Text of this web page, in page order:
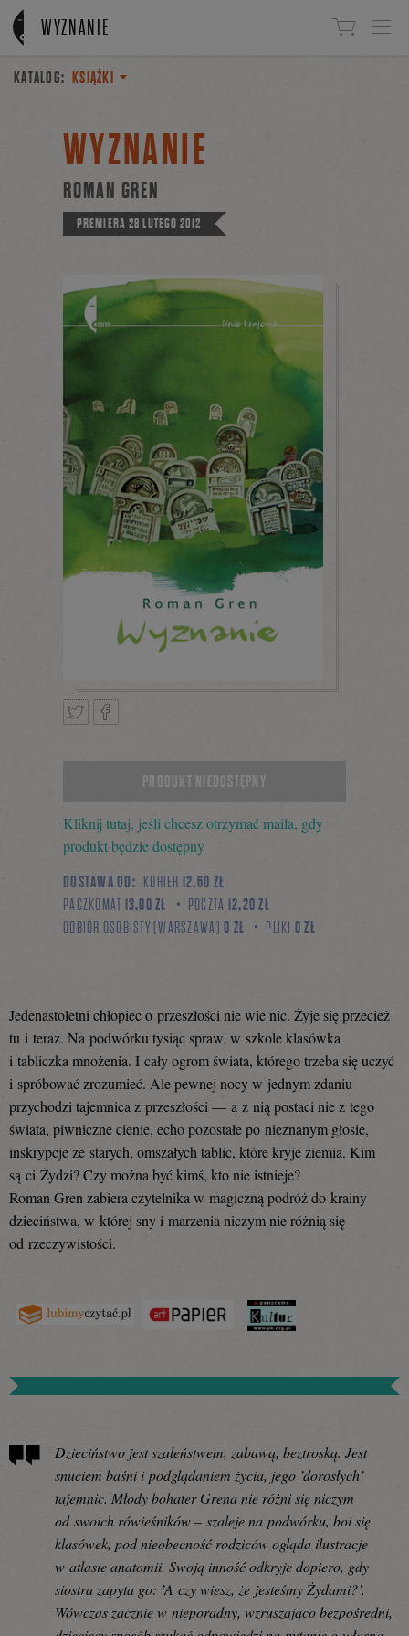
Linki do przejścia
WYZNANIE
KATALOG: KSIĄŻKI
WYZNANIE
ROMAN GREN
PREMIERA28 LUTEGO 2012
się
na
PRODUKT NIEDOSTĘPNY
Kliknij tutaj, jeśli chcesz otrzymać maila, gdy
produkt będzie dostępny
DOSTAWA OD: KURIER 12,60 ZŁ
PACZKOMAT 13,90 ZŁ POCZTA 12,20 ZŁ
ODBIÓR OSOBISTY (WARSZAWA) 0 ZŁ PLIKI 0 ZŁ
Jedenastoletni chłopiec o przeszłości nie wie nic. Żyje się przecież
tu i teraz. Na podwórku tysiąc spraw, w szkole klasówka
i tabliczka mnożenia. I cały ogrom świata, którego trzeba się uczyć
i spróbować zrozumieć. Ale pewnej nocy w jednym zdaniu
przychodzi tajemnica z przeszłości — a z nią postaci nie z tego
świata, piwniczne cienie, echo pozostałe po nieznanym głosie,
inskrypcje ze starych, omszałych tablic, które kryje ziemia. Kim
są ci Żydzi? Czy można być kimś, kto nie istnieje?
Roman Gren zabiera czytelnika w magiczną podróż do krainy
dzieciństwa, w której sny i marzenia niczym nie różnią się
od rzeczywistości.
Dzieciństwo jest szaleństwem, zabawą, beztroską. Jest
snuciem baśni i podglądaniem życia, jego ’dorosłych’
tajemnic. Młody bohater Grena nie różni się niczym
od swoich rówieśników – szaleje na podwórku, boi się
klasówek, pod nieobecność rodziców ogląda ilustracje
w atlasie anatomii. Swoją inność odkryje dopiero, gdy
siostra zapyta go: ’A czy wiesz, że jesteśmy Żydami?’.
Wówczas zacznie w nieporadny, wzruszająco bezpośredni,